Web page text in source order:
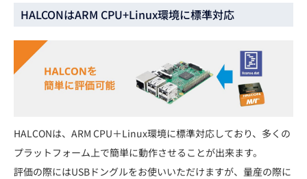
HALCONはARM CPU+Linux環境に標準対応
HALCONは、ARM CPU＋Linux環境に標準対応しており、多くの
プラットフォーム上で簡単に動作させることが出来ます。
評価の際にはUSBドングルをお使いいただけますが、量産の際に